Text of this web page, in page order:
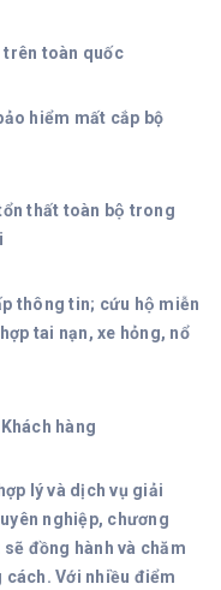
trên toàn quốc
hiểm mất cắp bộ
thất toàn bộ trong
thông tin; cứu hộ miễn
tai nạn, xe hỏng, nổ
hàng
lý và dịch vụ giải
nghiệp, chương
đồng hành và chăm
cách. Với nhiều điểm